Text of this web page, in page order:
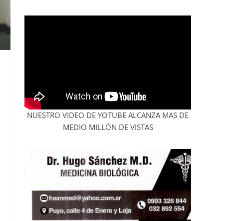
NUESTRO VIDEO DE YOTUBE ALCANZA MAS DE
MEDIO MILLÓN DE VISTAS